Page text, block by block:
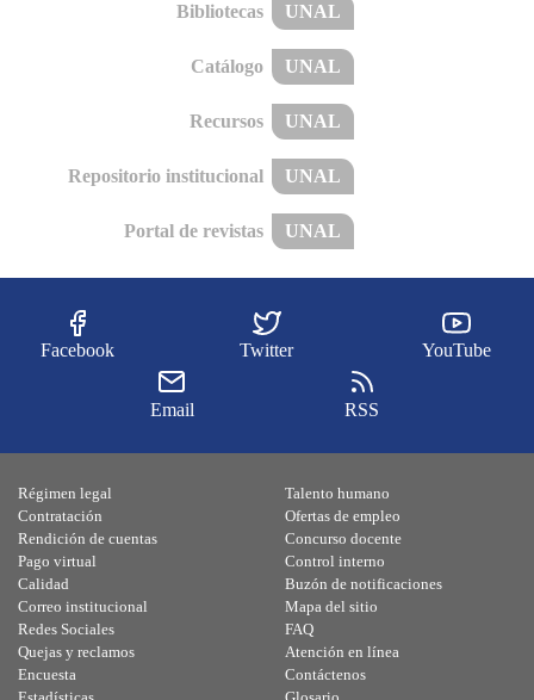
Bibliotecas UNAL
Catálogo UNAL
Recursos UNAL
Repositorio institucional UNAL
Portal de revistas UNAL
Facebook Twitter YouTube
Email RSS
Régimen legal
Contratación
Rendición de cuentas
Pago virtual
Calidad
Talento humano
Ofertas de empleo
Concurso docente
Control interno
Buzón de notificaciones
Correo institucional
Redes Sociales
Quejas y reclamos
Encuesta
Mapa del sitio
FAQ
Atención en línea
Contáctenos